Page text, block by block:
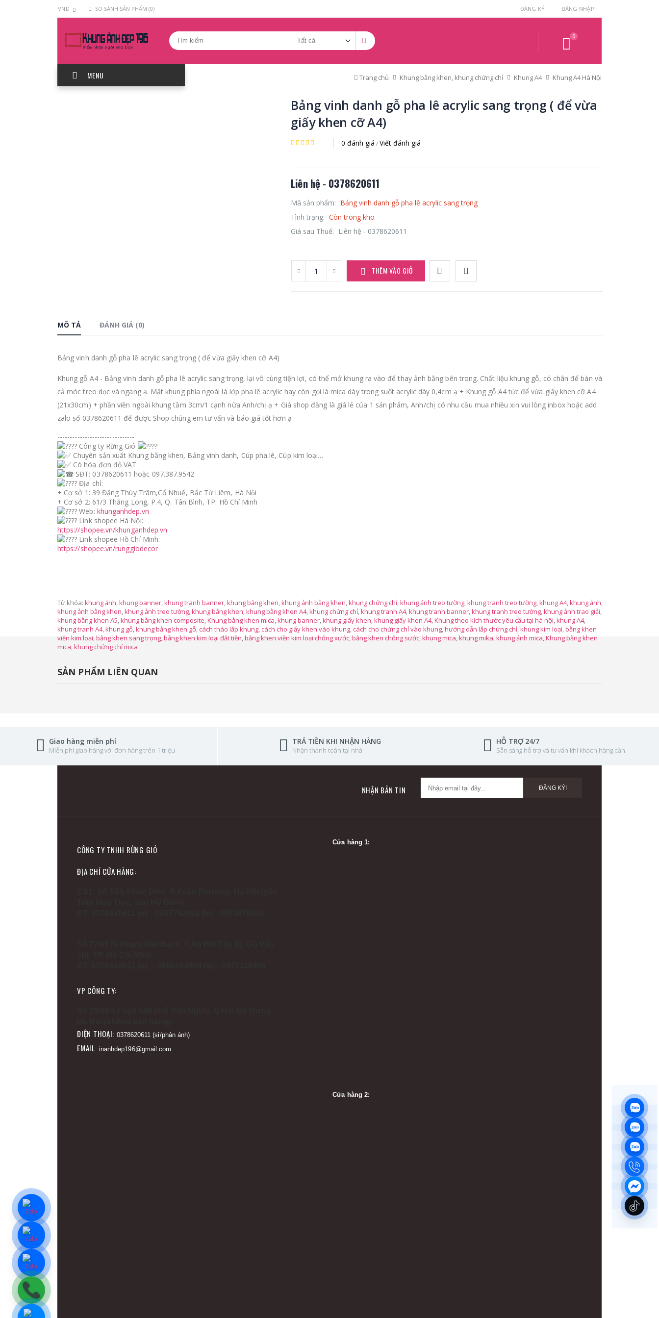
VND SO SÁNH SẢN PHẨM (0) ĐĂNG KÝ ĐĂNG NHẬP
0
MENU Trang chủ Khung bằng khen, khung chứng chỉ Khung A4 Khung A4 Hà Nội
Bảng vinh danh gỗ pha lê acrylic sang trọng ( để vừa
giấy khen cỡ A4)
0 đánh giá /Viết đánh giá
Liên hệ - 0378620611
Mã sản phẩm: Bảng vinh danh gỗ pha lê acrylic sang trọng
Tình trạng: Còn trong kho
Giá sau Thuế:
Liên hệ - 0378620611
THÊM VÀO GIỎ
MÔ TẢ ĐÁNH GIÁ (0)
Bảng vinh danh gỗ pha lê acrylic sang trọng ( để vừa giấy khen cỡ A4)
Khung gỗ A4 - Bảng vinh danh gỗ pha lê acrylic sang trọng, lại vô cùng tiện lợi, có thể mở khung ra vào để thay ảnh bằng bên trong. Chất liệu khung gỗ, có chân để bàn và
cả móc treo dọc và ngang ạ. Mặt khung phía ngoài là lớp pha lê acrylic hay còn gọi là mica dày trong suốt acrylic dày 0,4cm ạ + Khung gỗ A4 tức để vừa giấy khen cỡ A4
(21x30cm) + phần viền ngoài khung tầm 3cm/1 cạnh nữa Anh/chị ạ + Giá shop đăng là giá lẻ của 1 sản phẩm, Anh/chị có nhu cầu mua nhiều xin vui lòng inbox hoặc add
zalo số 0378620611 để được Shop chúng em tư vấn và báo giá tốt hơn ạ
-------------------------------
Công ty Rừng Gió
Chuyên sản xuất Khung bằng khen, Bảng vinh danh, Cúp pha lê, Cúp kim loại…
Có hóa đơn đỏ VAT
SĐT: 0378620611 hoặc 097.387.9542
Địa chỉ:
+ Cơ sở 1: 39 Đặng Thùy Trâm,Cổ Nhuế, Bắc Từ Liêm, Hà Nội
+ Cơ sở 2: 61/3 Thăng Long, P.4, Q. Tân Bình, TP. Hồ Chí Minh
Web: khunganhdep.vn
Link shopee Hà Nội:
https://shopee.vn/khunganhdep.vn
Link shopee Hồ Chí Minh:
https://shopee.vn/runggiodecor
Từ khóa: khung ảnh,khung banner,khung tranh banner,khung bằng khen,khung ảnh bằng khen,khung chứng chỉ,khung ảnh treo tường,khung tranh treo tường,khung A4,khung ảnh,
khung ảnh bằng khen,khung ảnh treo tường,khung bằng khen,khung bằng khen A4,khung chứng chỉ,khung tranh A4,khung tranh banner,khung tranh treo tường,khung ảnh trao giải,
khung bằng khen A5,khung bằng khen composite,Khung bằng khen mica,khung banner,khung giấy khen,khung giấy khen A4,Khung theo kích thước yêu cầu tại hà nội,khung A4,
khung tranh A4,khung gỗ,khung bằng khen gỗ,cách tháo lắp khung,cách cho giấy khen vào khung,cách cho chứng chỉ vào khung,hướng dẫn lắp chứng chỉ,khung kim loại,bằng khen
viền kim loại,bằng khen sang trọng,bằng khen kim loại đắt tiền,bằng khen viền kim loại chống xước,bằng khen chống sước,khung mica,khung mika,khung ảnh mica,Khung bằng khen
mica,khung chứng chỉ mica
SẢN PHẨM LIÊN QUAN
Giao hàng miễn phí
Miễn phí giao hàng với đơn hàng trên 1 triệu
TRẢ TIỀN KHI NHẬN HÀNG
Nhận thanh toán tại nhà
HỖ TRỢ 24/7
Sẵn sàng hỗ trợ và tư vấn khi khách hàng cần.
NHẬN BẢN TIN ĐĂNG KÝ!
CÔNG TY TNHH RỪNG GIÓ
ĐỊA CHỈ CỬA HÀNG:
VP CÔNG TY:
ĐIỆN THOẠI : 0378620611 (sỉ/phản ánh)
EMAIL: inanhdep196@gmail.com
Cửa hàng 1:
Cửa hàng 2: